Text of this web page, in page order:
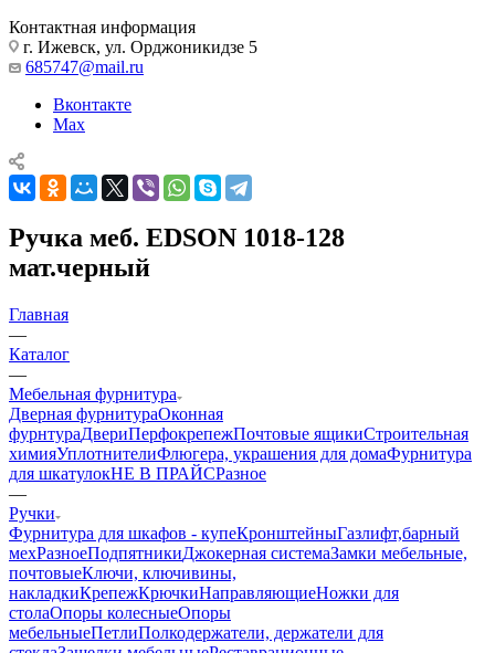
Контактная информация
г. Ижевск, ул. Орджоникидзе 5
685747@mail.ru
Вконтакте
Max
Ручка меб. EDSON 1018-128
мат.черный
Главная
—
Каталог
—
Мебельная фурнитура
Дверная фурнитураОконная
фурнтураДвериПерфокрепежПочтовые ящикиСтроительная
химияУплотнителиФлюгера, украшения для домаФурнитура
для шкатулокНЕ В ПРАЙСРазное
—
Ручки
Фурнитура для шкафов - купеКронштейныГазлифт,барный
мехРазноеПодпятникиДжокерная системаЗамки мебельные,
почтовыеКлючи, ключивины,
накладкиКрепежКрючкиНаправляющиеНожки для
столаОпоры колесныеОпоры
мебельныеПетлиПолкодержатели, держатели для